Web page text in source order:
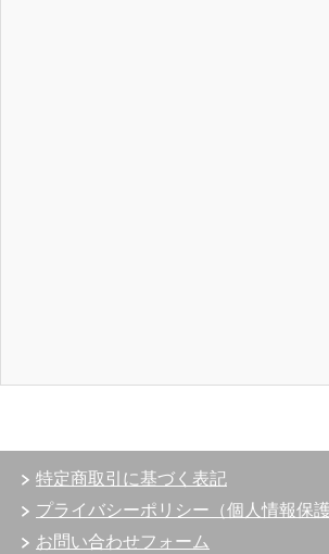
特定商取引に基づく表記
プライバシーポリシー（個人情報保護
お問い合わせフォーム